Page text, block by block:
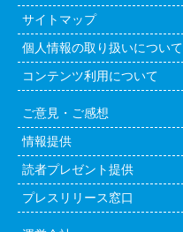
サイトマップ
個人情報の取り扱いについて
コンテンツ利用について
ご意見・ご感想
情報提供
読者プレゼント提供
プレスリリース窓口